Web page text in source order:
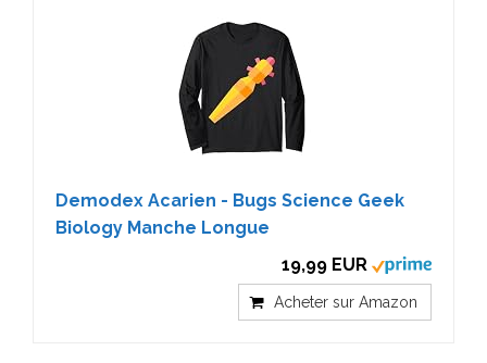
Demodex Acarien - Bugs Science Geek
Biology Manche Longue
19,99 EUR
Acheter sur Amazon